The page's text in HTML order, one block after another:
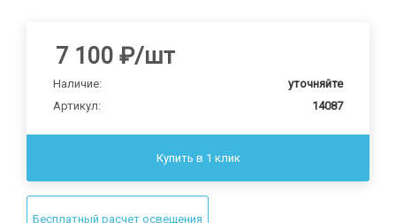
7 100 ₽/шт
Наличие:
уточняйте
Артикул:
14087
Купить в 1 клик
Бесплатный расчет освещения